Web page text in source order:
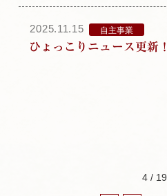
2025.11.15 自主事業
ひょっこりニュース更新！
4 / 19